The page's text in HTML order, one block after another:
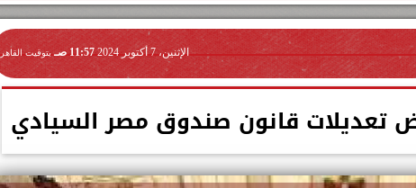
الإثنين، 7 أكتوبر 2024 11:57 صـ بتوقيت
تعديلات قانون صندوق مصر السيادي